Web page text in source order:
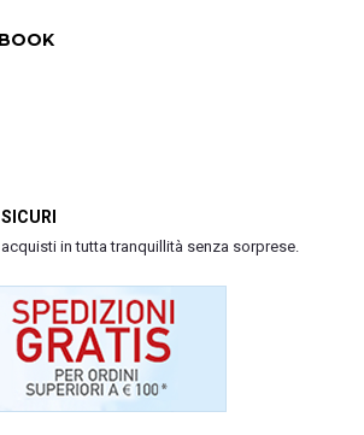
in tutta tranquillità senza sorprese.